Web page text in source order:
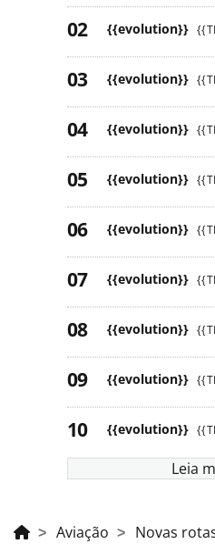
{{evolution}}
{{evolution}}
{{evolution}}
{{evolution}}
{{evolution}}
{{evolution}}
{{evolution}}
{{evolution}}
{{evolution}}
Leia
Aviação
Novas